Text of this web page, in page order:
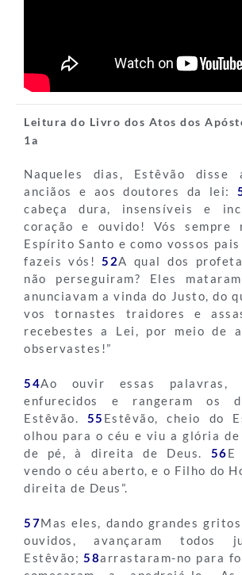
Leitura do Livro dos Atos dos
1a
Naqueles dias, Estêvão disse
anciãos e aos doutores da lei:
cabeça dura, insensíveis e
coração e ouvido! Vós sempre
Espírito Santo e como vossos
fazeis vós!52A qual dos
não perseguiram? Eles
anunciavam a vinda do Justo, do
vos tornastes traidores e
recebestes a Lei, por meio de
observastes!”
54Ao ouvir essas palavras,
enfurecidos e rangeram os
Estêvão. 55 Estêvão, cheio do
olhou para o céu e viu a glória de
de pé, à direita de Deus. 56E
vendo o céu aberto, e o Filho do
direita de Deus”.
57Mas eles, dando grandes
ouvidos, avançaram todos
Estêvão;58arrastaram-no para